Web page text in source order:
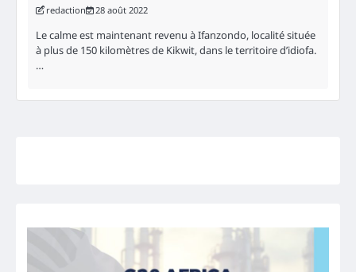
redaction 28 août 2022
Le calme est maintenant revenu à Ifanzondo, localité située
à plus de 150 kilomètres de Kikwit, dans le territoire d’idiofa.
…